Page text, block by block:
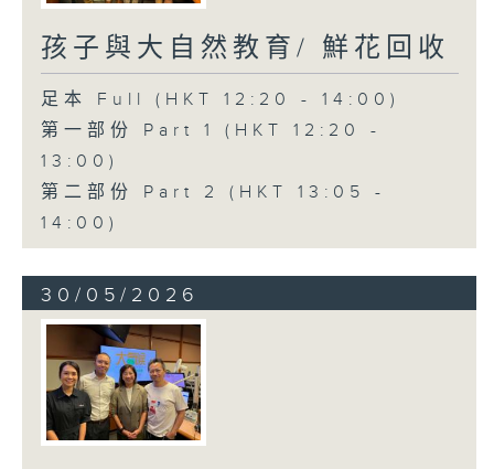
孩子與大自然教育/ 鮮花回收
足本 Full (HKT 12:20 - 14:00)
第一部份 Part 1 (HKT 12:20 -
13:00)
第二部份 Part 2 (HKT 13:05 -
14:00)
30/05/2026